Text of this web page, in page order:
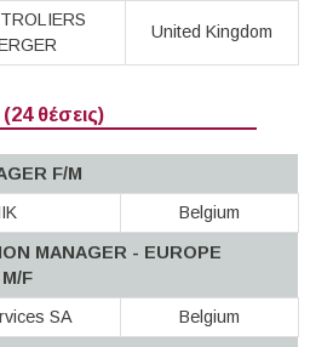
United Kingdom
θέσεις)
F/M
Belgium
MANAGER - EUROPE
F
SA
Belgium